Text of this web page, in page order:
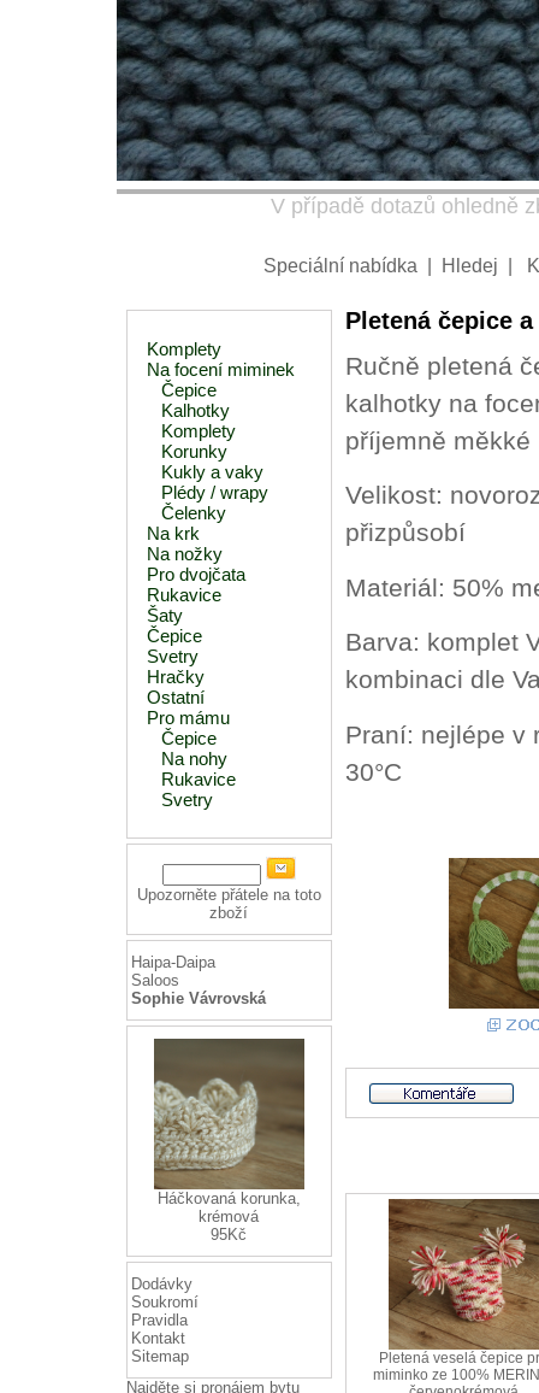
V případě dotazů ohledně
Speciální nabídka Hledej
Komplety
Na focení miminek
Čepice
Kalhotky
Komplety
Korunky
Kukly a vaky
Plédy / wrapy
Čelenky
Na krk
Na nožky
Pro dvojčata
Rukavice
Šaty
Čepice
Svetry
Hračky
Ostatní
Pro mámu
Čepice
Na nohy
Rukavice
Svetry
Upozorněte přátele na toto
zboží
Haipa-Daipa
Saloos
Sophie Vávrovská
Háčkovaná korunka,
krémová
95Kč
Dodávky
Soukromí
Pravidla
Kontakt
Sitemap
Najděte si pronájem bytu
Pletená čepice
Ručně pletená
kalhotky na
příjemně
Velikost:
přizpůsobí
Materiál: 50%
Barva: komplet
kombinaci dle
Praní: nejlépe v
30°C
Pletená veselá čepice
miminko ze 100%